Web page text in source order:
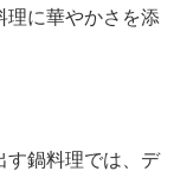
理に華やかさを添
す鍋料理では、デ